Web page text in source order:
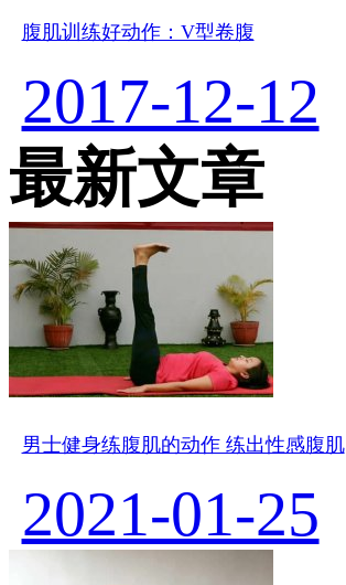
腹肌训练好动作：V型卷腹
2017-12-12
最新文章
男士健身练腹肌的动作 练出性感腹肌
2021-01-25